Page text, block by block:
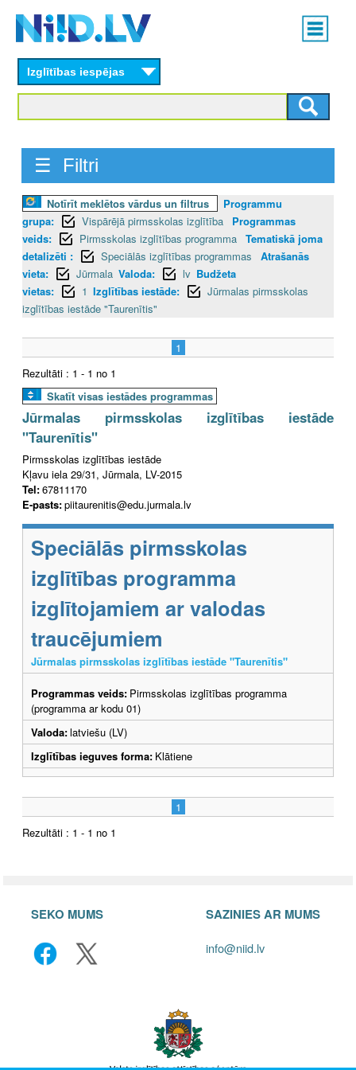
content
Main
menu
Izglītības iespējas
☰ Filtri
Notīrīt meklētos vārdus un filtrus
Programmu
grupa:
Vispārējā pirmsskolas izglītība
Programmas
veids:
Pirmsskolas izglītības programma Tematiskā joma
detalizēti :
Speciālās izglītības programmas
Atrašanās
vieta:
Jūrmala Valoda: lv Budžeta
vietas:
1 Izglītības iestāde:
Jūrmalas pirmsskolas
izglītības iestāde "Taurenītis"
1
Rezultāti : 1 - 1 no 1
Skatīt visas iestādes programmas
Jūrmalas pirmsskolas izglītības iestāde
"Taurenītis"
Pirmsskolas izglītības iestāde
Kļavu iela 29/31, Jūrmala, LV-2015
Tel:67811170
E-pasts:piitaurenitis@edu.jurmala.lv
Speciālās pirmsskolas
izglītības programma
izglītojamiem ar valodas
traucējumiem
Jūrmalas pirmsskolas izglītības iestāde "Taurenītis"
Programmas veids: Pirmsskolas izglītības programma
(programma ar kodu 01)
Valoda:latviešu (LV)
Izglītības ieguves forma: Klātiene
1
Rezultāti : 1 - 1 no 1
SEKO MUMS SAZINIES AR MUMS
info@niid.lv